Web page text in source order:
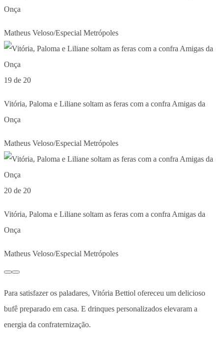
Onça
Matheus Veloso/Especial Metrópoles
19 de 20
Vitória, Paloma e Liliane soltam as feras com a confra Amigas da
Onça
Matheus Veloso/Especial Metrópoles
20 de 20
Vitória, Paloma e Liliane soltam as feras com a confra Amigas da
Onça
Matheus Veloso/Especial Metrópoles
Para satisfazer os paladares, Vitória Bettiol ofereceu um delicioso
bufê preparado em casa. E drinques personalizados elevaram a
energia da confraternização.